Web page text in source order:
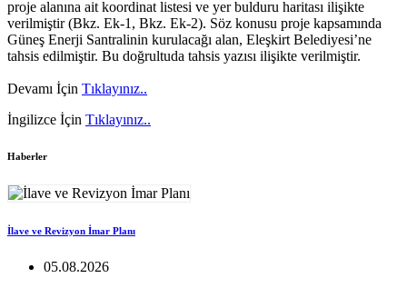
proje alanına ait koordinat listesi ve yer bulduru haritası ilişikte
verilmiştir (Bkz. Ek-1, Bkz. Ek-2). Söz konusu proje kapsamında
Güneş Enerji Santralinin kurulacağı alan, Eleşkirt Belediyesi’ne
tahsis edilmiştir. Bu doğrultuda tahsis yazısı ilişikte verilmiştir.
Devamı İçin Tıklayınız..
İngilizce İçin Tıklayınız..
Haberler
İlave ve Revizyon İmar Planı
05.08.2026